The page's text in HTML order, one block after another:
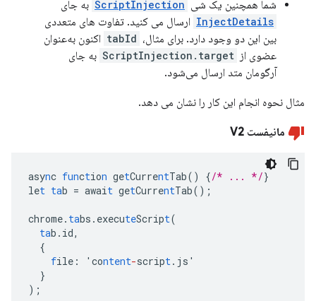
شما همچنین یک شی ScriptInjection به جای
InjectDetails ارسال می کنید. تفاوت های متعددی
بین این دو وجود دارد. برای مثال، tabId اکنون به‌عنوان
عضوی از ScriptInjection.target به جای
آرگومان متد ارسال می‌شود.
مثال نحوه انجام این کار را نشان می دهد.
مانیفست V2
async function getCurrentTab() {/* ... */}
let tab = await getCurrentTab();
chrome. tabs.executeScript(
tab.id,
{
file : 'content-script.js'
}
);